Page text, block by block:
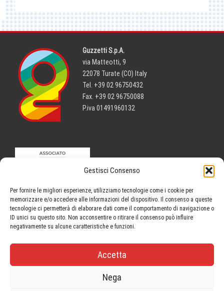
Gestisci Consenso
Per fornire le migliori esperienze, utilizziamo tecnologie come i cookie per
memorizzare e/o accedere alle informazioni del dispositivo. Il consenso a queste
tecnologie ci permetterà di elaborare dati come il comportamento di navigazione o
ID unici su questo sito. Non acconsentire o ritirare il consenso può influire
negativamente su alcune caratteristiche e funzioni.
Accetta
Nega
Guzzetti S.p.A.
via Matteotti, 9
22078 Turate (CO) Italy
Tel. +39 02 96750432
Fax. +39 02 96750088
P.iva 01491960132